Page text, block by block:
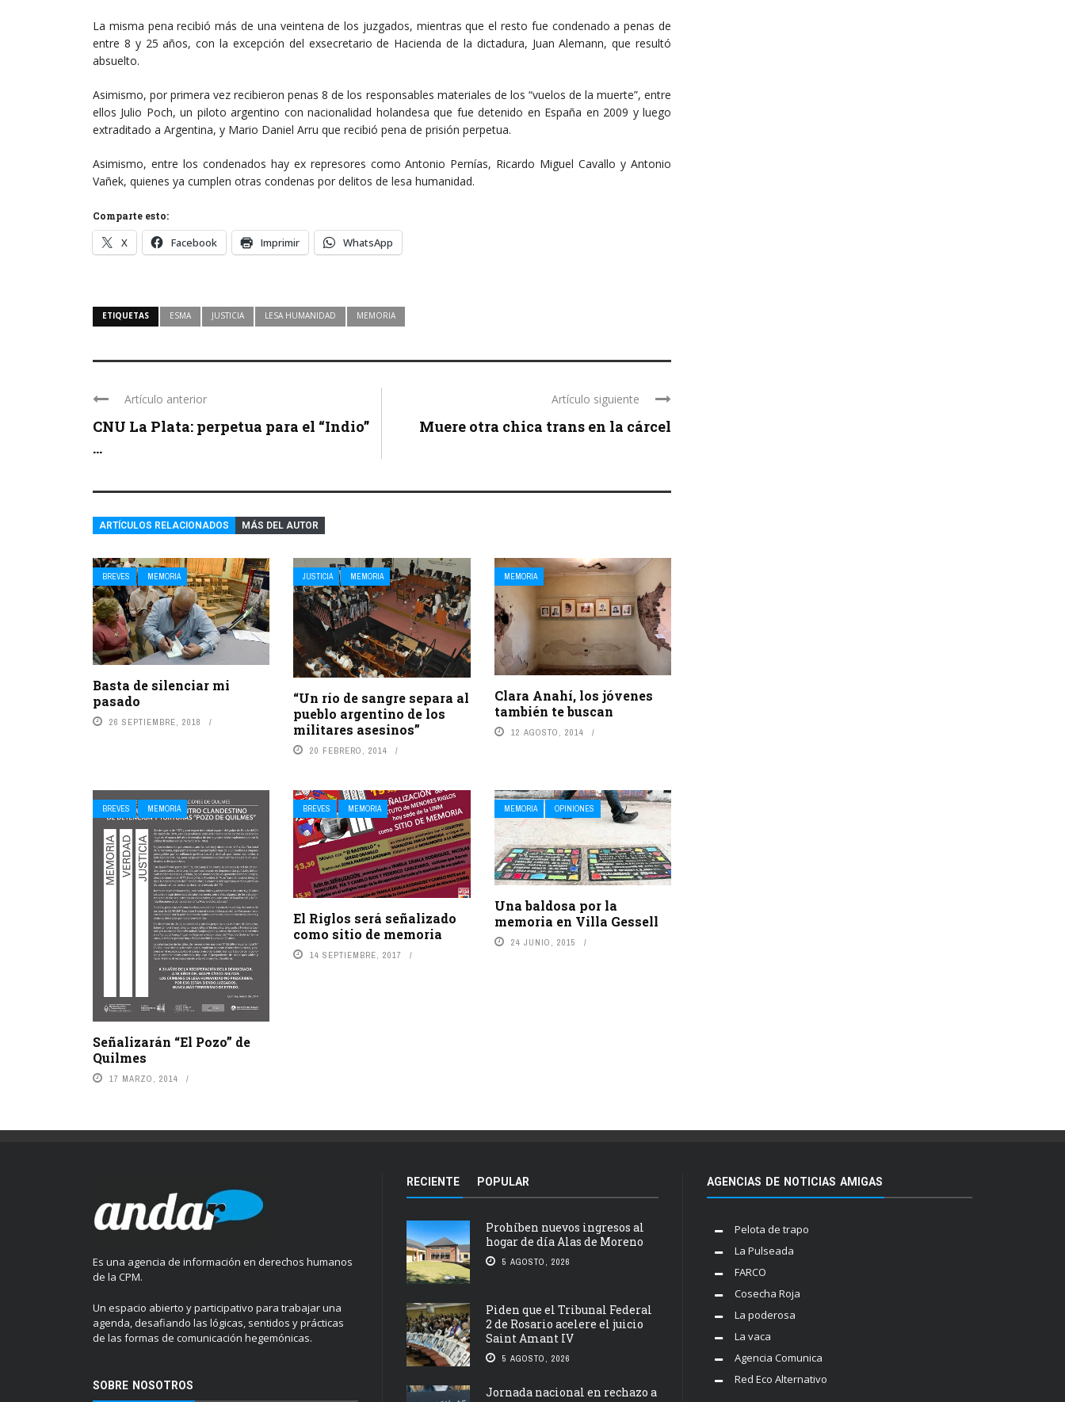
La misma pena recibió más de una veintena de los juzgados, mientras que el resto fue condenado a penas de
entre 8 y 25 años, con la excepción del exsecretario de Hacienda de la dictadura, Juan Alemann, que resultó
absuelto.
Asimismo, por primera vez recibieron penas 8 de los responsables materiales de los “vuelos de la muerte”, entre
ellos Julio Poch, un piloto argentino con nacionalidad holandesa que fue detenido en España en 2009 y luego
extraditado a Argentina, y Mario Daniel Arru que recibió pena de prisión perpetua.
Asimismo, entre los condenados hay ex represores como Antonio Pernías, Ricardo Miguel Cavallo y Antonio
Vañek, quienes ya cumplen otras condenas por delitos de lesa humanidad.
Comparte esto:
X Facebook Imprimir WhatsApp
ETIQUETAS ESMA JUSTICIA LESA HUMANIDAD MEMORIA
Artículo anterior
CNU La Plata: perpetua para el “Indio”
...
Artículo siguiente
Muere otra chica trans en la cárcel
ARTÍCULOS RELACIONADOS MÁS DEL AUTOR
BREVES MEMORIA
Basta de silenciar mi
pasado
26 SEPTIEMBRE, 2018
JUSTICIA MEMORIA
“Un río de sangre separa al
pueblo argentino de los
militares asesinos”
20 FEBRERO, 2014
MEMORIA
Clara Anahí, los jóvenes
también te buscan
12 AGOSTO, 2014
BREVES MEMORIA
Señalizarán “El Pozo” de
Quilmes
17 MARZO, 2014
BREVES MEMORIA
El Riglos será señalizado
como sitio de memoria
14 SEPTIEMBRE, 2017
MEMORIA OPINIONES
Una baldosa por la
memoria en Villa Gessell
24 JUNIO, 2015
Es una agencia de información en derechos humanos
de la CPM.
Un espacio abierto y participativo para trabajar una
agenda, desafiando las lógicas, sentidos y prácticas
de las formas de comunicación hegemónicas.
SOBRE NOSOTROS
RECIENTE POPULAR
Prohíben nuevos ingresos al
hogar de día Alas de Moreno
5 AGOSTO, 2026
Piden que el Tribunal Federal
2 de Rosario acelere el juicio
Saint Amant IV
5 AGOSTO, 2026
Jornada nacional en rechazo a
AGENCIAS DE NOTICIAS AMIGAS
Pelota de trapo
La Pulseada
FARCO
Cosecha Roja
La poderosa
La vaca
Agencia Comunica
Red Eco Alternativo